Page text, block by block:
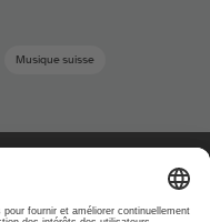
Musique suisse